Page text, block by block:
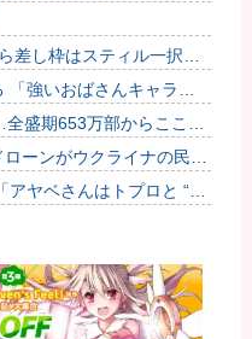
差し枠はスティル一択な
強いおばさんキャラ」
盛期653万部からここま
ーンがウクライナの民間
が非難！
ヤベさんはトプロと “1”